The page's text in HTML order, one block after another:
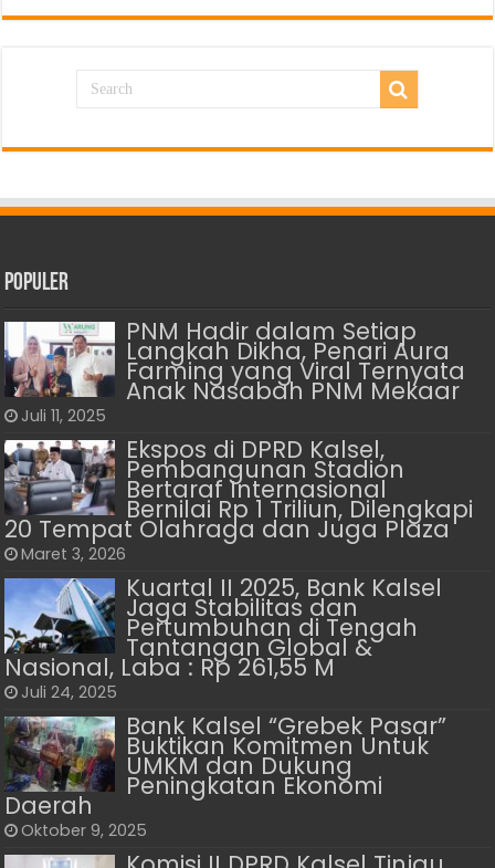
Populer
PNM Hadir dalam Setiap
Langkah Dikha, Penari Aura
Farming yang Viral Ternyata
Anak Nasabah PNM Mekaar
Juli 11, 2025
Ekspos di DPRD Kalsel,
Pembangunan Stadion
Bertaraf Internasional
Bernilai Rp 1 Triliun, Dilengkapi
20 Tempat Olahraga dan Juga Plaza
Maret 3, 2026
Kuartal II 2025, Bank Kalsel
Jaga Stabilitas dan
Pertumbuhan di Tengah
Tantangan Global &
Nasional, Laba : Rp 261,55 M
Juli 24, 2025
Bank Kalsel “Grebek Pasar”
Buktikan Komitmen Untuk
UMKM dan Dukung
Peningkatan Ekonomi
Daerah
Oktober 9, 2025